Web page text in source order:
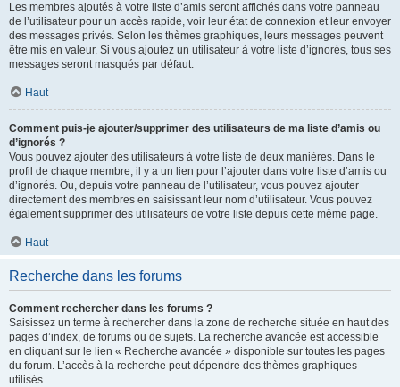
Les membres ajoutés à votre liste d’amis seront affichés dans votre panneau
de l’utilisateur pour un accès rapide, voir leur état de connexion et leur envoyer
des messages privés. Selon les thèmes graphiques, leurs messages peuvent
être mis en valeur. Si vous ajoutez un utilisateur à votre liste d’ignorés, tous ses
messages seront masqués par défaut.
Haut
Comment puis-je ajouter/supprimer des utilisateurs de ma liste d’amis ou
d’ignorés ?
Vous pouvez ajouter des utilisateurs à votre liste de deux manières. Dans le
profil de chaque membre, il y a un lien pour l’ajouter dans votre liste d’amis ou
d’ignorés. Ou, depuis votre panneau de l’utilisateur, vous pouvez ajouter
directement des membres en saisissant leur nom d’utilisateur. Vous pouvez
également supprimer des utilisateurs de votre liste depuis cette même page.
Haut
Recherche dans les forums
Comment rechercher dans les forums ?
Saisissez un terme à rechercher dans la zone de recherche située en haut des
pages d’index, de forums ou de sujets. La recherche avancée est accessible
en cliquant sur le lien « Recherche avancée » disponible sur toutes les pages
du forum. L’accès à la recherche peut dépendre des thèmes graphiques
utilisés.